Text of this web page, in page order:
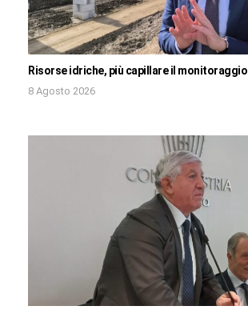
Risorse idriche, più capillare il monitoraggio
8 Agosto 2026